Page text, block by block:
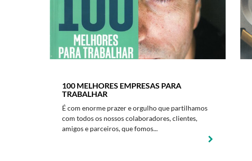
100 MELHORES EMPRESAS PARA
TRABALHAR
É com enorme prazer e orgulho que partilhamos
com todos os nossos colaboradores, clientes,
amigos e parceiros, que fomos...